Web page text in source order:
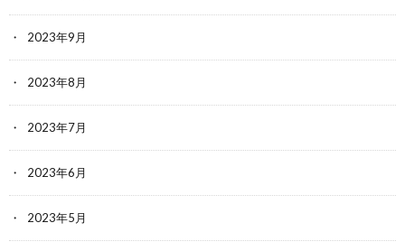
2023年9月
2023年8月
2023年7月
2023年6月
2023年5月